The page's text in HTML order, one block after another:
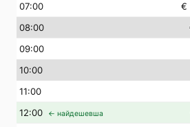
07:00 €
08:00
09:00
10:00
11:00
12:00 ← найдешевша